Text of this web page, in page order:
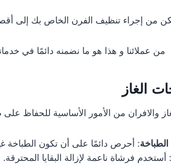
من إجراء تنظيف الفرن الخاص بك إلى
من عملائنا و هذا هو ما نضمنه دائمًا في
الغاز
والافران من الأمور الأساسية للحفاظ على
: أحرص دائمًا على أن تكون الطباخة
: أستخدم فرشاة ناعمة لإزالة البقايا المحترقة.